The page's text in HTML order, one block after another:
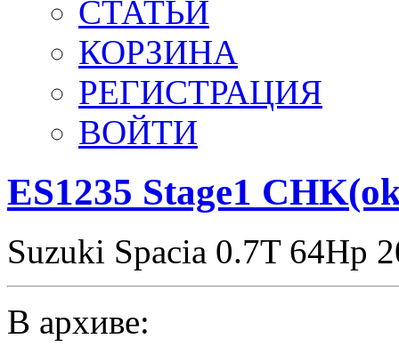
СТАТЬИ
КОРЗИНА
РЕГИСТРАЦИЯ
ВОЙТИ
ES1235 Stage1
Suzuki Spacia 0.7T 64Hp
В архиве: